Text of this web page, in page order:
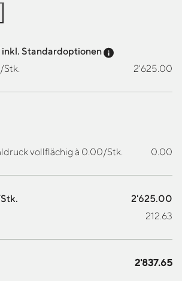
inkl. Standardoptionen
Preis-Tooltip
Stk.
2'625.00
vollflächig à 0.00/Stk.
0.00
2'625.00
212.63
2'837.65